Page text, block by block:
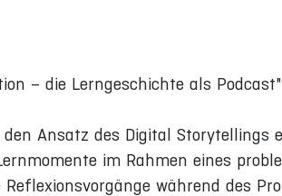
– die Lerngeschichte als Podcast"
Ansatz des Digital Storytellings
im Rahmen eines
während des